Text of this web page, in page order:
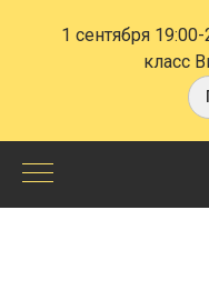
1 сентября
класс